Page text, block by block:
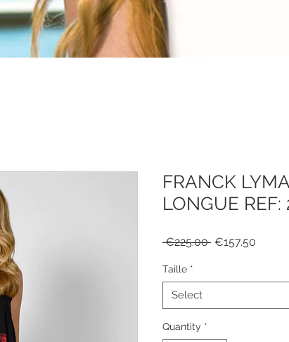
FRANCK
LONGUE
€225.00 Regular
€157.50
Taille *
Select
Quantity *